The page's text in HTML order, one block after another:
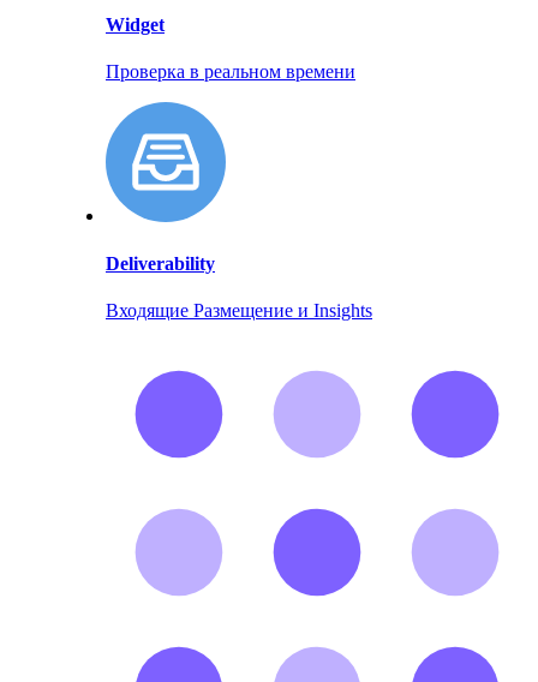
Widget
Проверка в реальном времени
Deliverability
Входящие Размещение и Insights